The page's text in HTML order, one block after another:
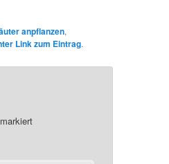
anpflanzen,
Link zum Eintrag.